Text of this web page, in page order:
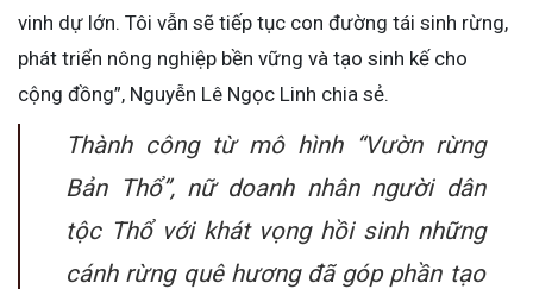
vinh dự lớn. Tôi vẫn sẽ tiếp tục con đường tái sinh rừng,
phát triển nông nghiệp bền vững và tạo sinh kế cho
cộng đồng”, Nguyễn Lê Ngọc Linh chia sẻ.
Thành công từ mô hình “Vườn rừng
Bản Thổ”, nữ doanh nhân người dân
tộc Thổ với khát vọng hồi sinh những
cánh rừng quê hương đã góp phần tạo